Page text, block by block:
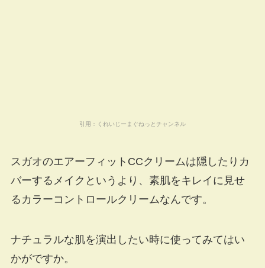
引用： くれいじーまぐねっとチャンネル
スガオのエアーフィットCCクリームは隠したりカ
バーするメイクというより、素肌をキレイに見せ
るカラーコントロールクリームなんです。
ナチュラルな肌を演出したい時に使ってみてはい
かがですか。